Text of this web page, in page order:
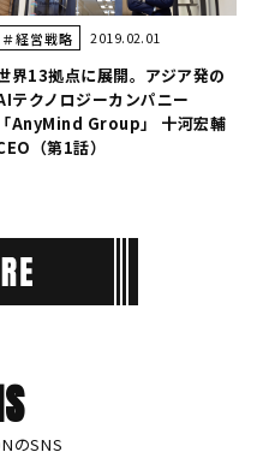
＃経営戦略 2019.02.01
界13拠点に展開。アジア発の
テクノロジーカンパニー
「AnyMind Group」 十河宏輔
（第1話）
のSNS